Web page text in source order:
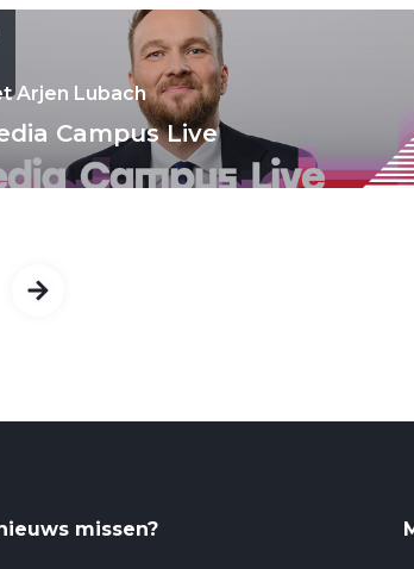
Arjen Lubach
Campus Live
missen?